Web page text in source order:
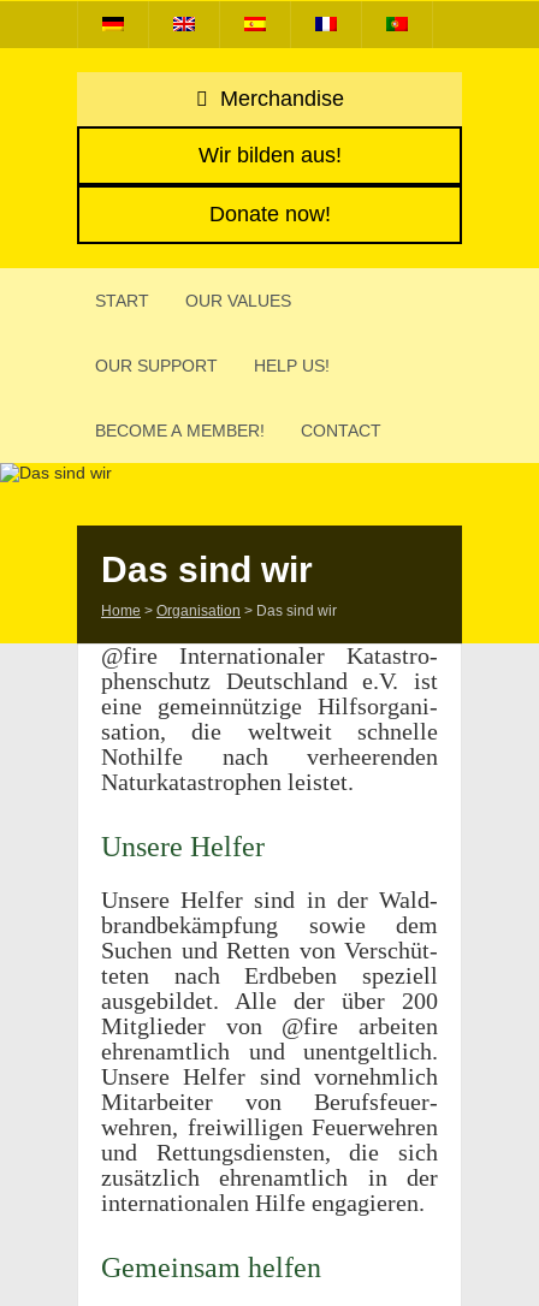
Merchandise
Wir bilden aus!
Donate now!
START OUR VALUES
OUR SUPPORT HELP US!
BECOME A MEMBER! CONTACT
Das sind wir
Home > Organisation > Das sind wir
@fire Inter­na­tionaler Katas­tro­
phen­schutz Deutsch­land e.V. ist
eine gemein­nützige Hilf­sor­gan­i­
sa­tion, die weltweit schnelle
Nothilfe nach verheeren­den
Naturkatas­tro­phen leistet.
Unsere Helfer
Unsere Helfer sind in der Wald­
brand­bekämp­fung sowie dem
Suchen und Retten von Verschüt­
teten nach Erdbeben speziell
ausge­bildet. Alle der über 200
Mitglieder von @fire arbeiten
ehre­namtlich und unent­geltlich.
Unsere Helfer sind vornehm­lich
Mitar­beiter von Berufs­feuer­
wehren, frei­willi­gen Feuer­wehren
und Rettungs­di­en­sten, die sich
zusät­zlich ehre­namtlich in der
inter­na­tionalen Hilfe engagieren.
Gemein­sam helfen